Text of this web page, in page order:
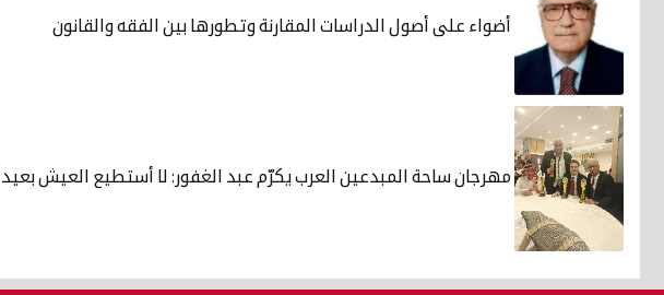
أضواء على أصول الدراسات المقارنة وتطورها بين الفقه والقانون
مهرجان ساحة المبدعين العرب يكرّم عبد الغفور: لا أستطيع العيش